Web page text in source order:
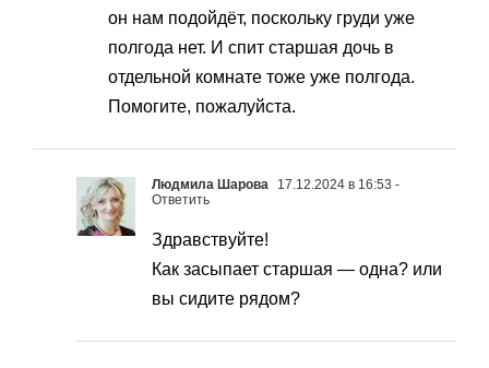
он нам подойдёт, поскольку груди уже
полгода нет. И спит старшая дочь в
отдельной комнате тоже уже полгода.
Помогите, пожалуйста.
Людмила Шарова 17.12.2024 в 16:53 -
Ответить
Здравствуйте!
Как засыпает старшая — одна? или
вы сидите рядом?